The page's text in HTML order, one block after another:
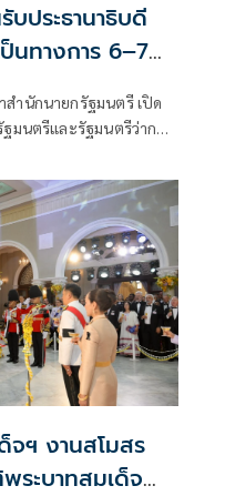
ประธานาธิบดี
นทางการ 6–7
สำนักนายกรัฐมนตรี เปิด
มนตรีและรัฐมนตรีว่าการ
จฯ งานสโมสร
ระบาทสมเด็จ